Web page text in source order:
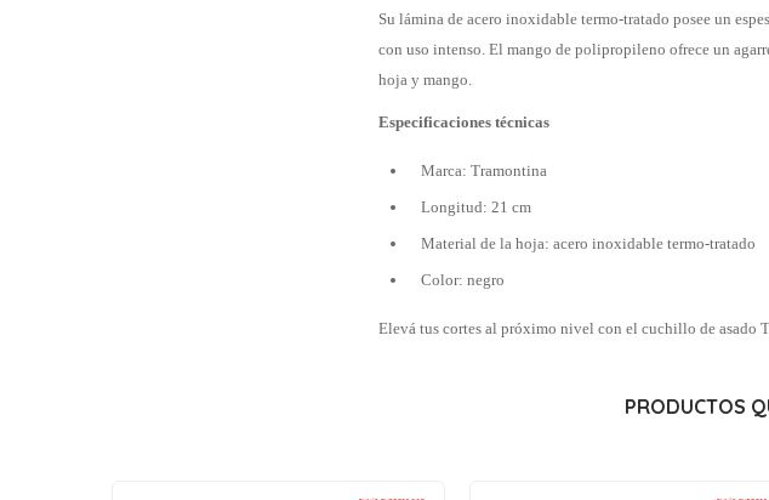
Su lámina de acero inoxidable termo-tratado posee un
con uso intenso. El mango de polipropileno ofrece un
hoja y mango.
Especificaciones técnicas
Marca: Tramontina
Longitud: 21 cm
Material de la hoja: acero inoxidable termo-tratado
Color: negro
Elevá tus cortes al próximo nivel con el cuchillo de asado
PRODUCTOS